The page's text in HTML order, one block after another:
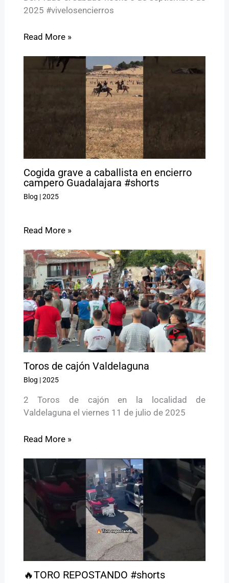
2025 #vivelosencierros
Read More »
Cogida grave a caballista en encierro
campero Guadalajara #shorts
Blog |2025
Read More »
Toros de cajón Valdelaguna
Blog |2025
2 Toros de cajón en la localidad de
Valdelaguna el viernes 11 de julio de 2025
Read More »
🔥TORO REPOSTANDO #shorts